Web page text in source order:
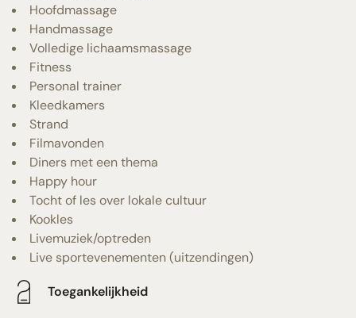
Hoofdmassage
Handmassage
Volledige lichaamsmassage
Fitness
Personal trainer
Kleedkamers
Strand
Filmavonden
Diners met een thema
Happy hour
Tocht of les over lokale cultuur
Kookles
Livemuziek/optreden
Live sportevenementen (uitzendingen)
Toegankelijkheid